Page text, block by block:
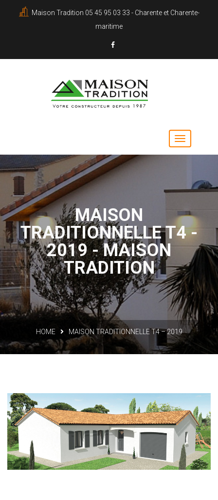
Maison Tradition 05 45 95 03 33 - Charente et Charente-
maritime
MAISON
TRADITIONNELLE T4 -
2019 - MAISON
TRADITION
HOME MAISON TRADITIONNELLE T4 – 2019